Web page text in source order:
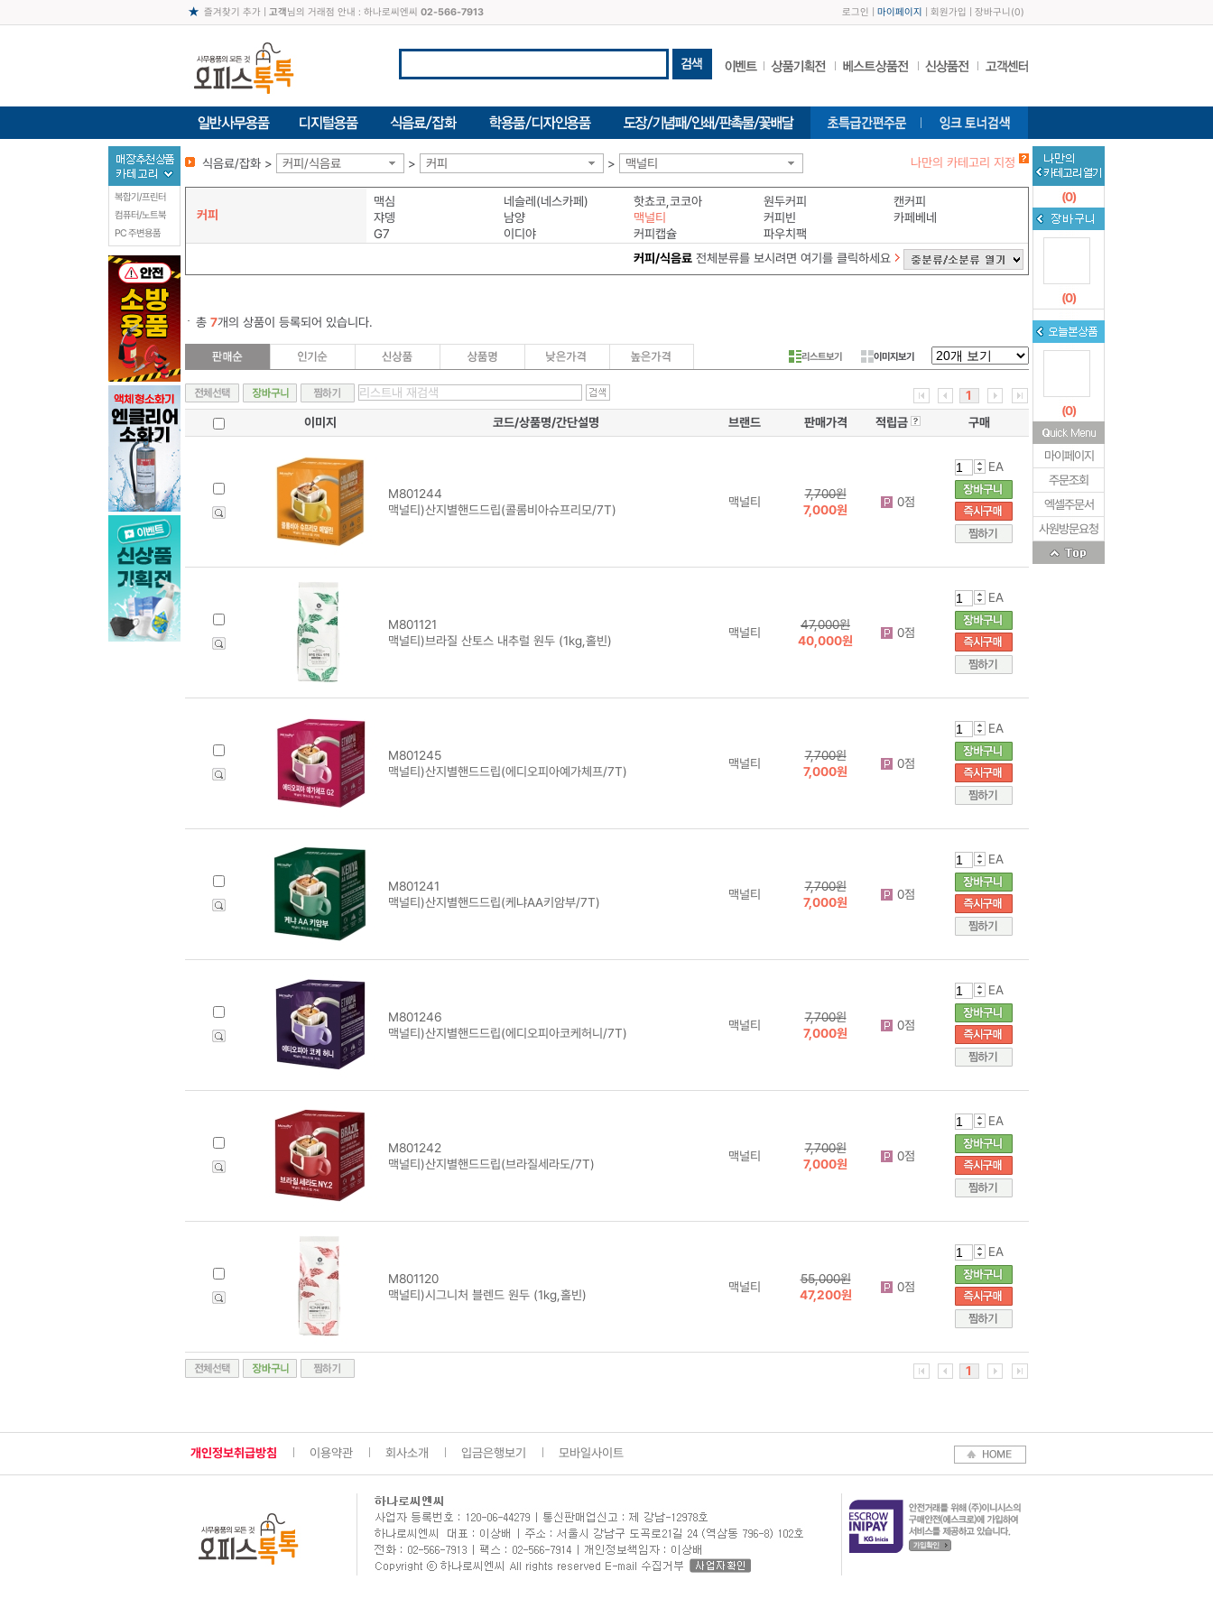
즐겨찾기 추가| 고객님의 거래점 안내 : 하나로씨엔씨 02-566-7913 로그인 마이페이지 회원가입 장바구니 (0)
식음료/잡화 > 커피/식음료 > 커피 > 맥널티 나만의 카테고리 지정
커피
맥심 네슬레(네스카페) 핫쵸코,코코아 원두커피
캔커피
쟈뎅
남양 맥널티 커피빈
카페베네
G7
이디야 커피캡슐
파우치팩
커피/식음료전체분류를 보시려면 여기를 클릭하세요
총 7개의 상품이 등록되어 있습니다.
리스트보기 이미지보기
1
이미지
코드/상품명/간단설명 브랜드 판매가격 적립금 구매
M801244
맥널티)산지별핸드드립(콜롬비아슈프리모/7T)
맥널티
7,700원
7,000원
0점
EA
M801121
맥널티)브라질 산토스 내추럴 원두 (1kg,홀빈)
맥널티
47,000원
40,000원
0점
EA
M801245
맥널티)산지별핸드드립(에디오피아예가체프/7T)
맥널티
7,700원
7,000원
0점
EA
M801241
맥널티)산지별핸드드립(케냐AA키암부/7T)
맥널티
7,700원
7,000원
0점
EA
M801246
맥널티)산지별핸드드립(에디오피아코케허니/7T)
맥널티
7,700원
7,000원
0점
EA
M801242
맥널티)산지별핸드드립(브라질세라도/7T)
맥널티
7,700원
7,000원
0점
EA
M801120
맥널티)시그니처 블렌드 원두 (1kg,홀빈)
맥널티
55,000원
47,200원
0점
EA
1
복합기/프린터
컴퓨터/노트북
PC 주변용품
(0)
(0)
(0)
마이페이지
주문조회
엑셀주문서
사원방문요청
개인정보취급방침 이용약관 회사소개 입금은행보기 모바일사이트